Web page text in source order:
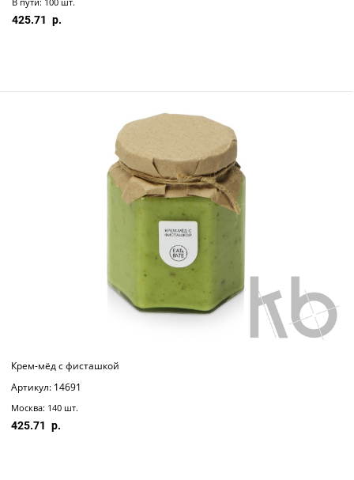
425.71
Крем-мёд с фисташкой
Артикул: 14691
Москва: 140 шт.
425.71